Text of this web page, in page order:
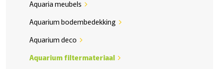
Aquaria meubels chevron_right
Aquarium bodembedekking chevron_right
Aquarium deco chevron_right
Aquarium filtermateriaal chevron_right